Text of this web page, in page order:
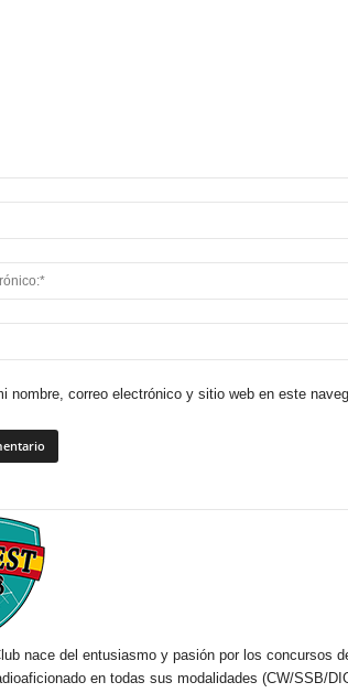
nombre, correo electrónico y sitio web en este
nace del entusiasmo y pasión por los concursos
en todas sus modalidades (CW/SSB/